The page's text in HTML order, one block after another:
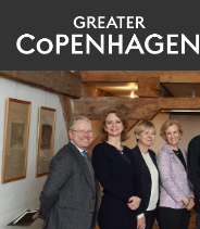
hovedindhold